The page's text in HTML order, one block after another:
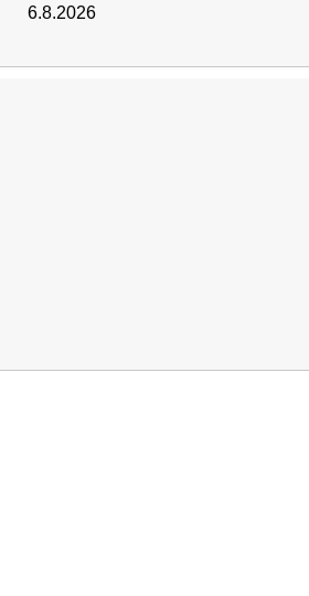
6.8.2026